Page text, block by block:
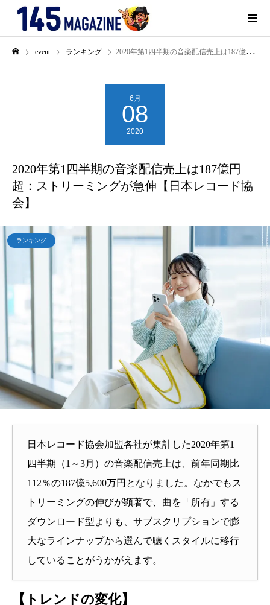
event ランキング 2020年第1四半期の音楽配信売上は187億円超：ストリーミングが急伸【日本レコード協会】
6月
08
2020
2020年第1四半期の音楽配信売上は187億円
超：ストリーミングが急伸【日本レコード協
会】
ランキング
日本レコード協会加盟各社が集計した2020年第1
四半期（1～3月）の音楽配信売上は、前年同期比
112％の187億5,600万円となりました。なかでもス
トリーミングの伸びが顕著で、曲を「所有」する
ダウンロード型よりも、サブスクリプションで膨
大なラインナップから選んで聴くスタイルに移行
していることがうかがえます。
【トレンドの変化】